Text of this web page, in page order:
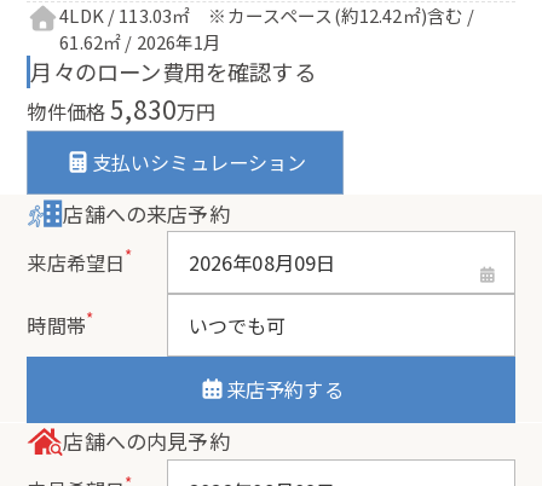
4LDK / 113.03㎡ ※カースペース(約12.42㎡)含む /
61.62㎡ / 2026年1月
月々のローン費用を確認する
物件価格5,830万円
支払いシミュレーション
店舗への来店予約
来店希望日*
時間帯*
来店予約する
店舗への内見予約